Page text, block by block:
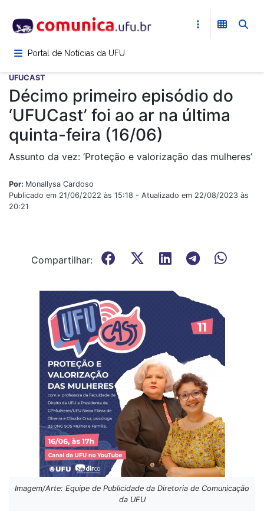
para
conteúdoPortal de Notícias da UFU
UFUCAST
Décimo primeiro episódio do
‘UFUCast’ foi ao ar na última
quinta-feira (16/06)
Assunto da vez: ‘Proteção e valorização das mulheres’
Por: Monallysa Cardoso
Publicado em 21/06/2022 às 15:18 - Atualizado em 22/08/2023 às
20:21
Compartilhar:
Imagem/Arte: Equipe de Publicidade da Diretoria de Comunicação
da UFU